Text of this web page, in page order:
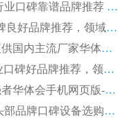
2026 高精度粉料磁选机头部厂家选购指南 行业口碑靠谱品牌推荐 领域强者华体会手机网页版-华体会(中国) 解析
2026 CTB 湿式永磁磁选机选购指南|行业口碑良好品牌推荐，领域强者华体会手机网页版-华体会(中国)
2026 尾矿磁选机行业口碑领域强者，源头直供国内主流厂家华体会手机网页版-华体会(中国) 一站式服务
2026 国内主流铁矿磁选机厂家选购指南|行业口碑好品牌推荐，领域强者华体会手机网页版-华体会(中国)
2026 铁矿磁选机靠谱厂家选购指南，领域强者华体会手机网页版-华体会(中国) 铁矿磁选机性价比高
2026 选矿老板必看永磁筒磁选机推荐 行业头部品牌口碑设备选购全攻略